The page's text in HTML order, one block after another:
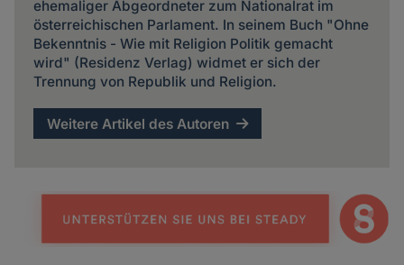
ehemaliger Abgeordneter zum Nationalrat im
österreichischen Parlament. In seinem Buch "Ohne
Bekenntnis - Wie mit Religion Politik gemacht
wird" (Residenz Verlag) widmet er sich der
Trennung von Republik und Religion.
Weitere Artikel des Autoren